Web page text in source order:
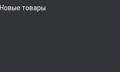
Новые товары